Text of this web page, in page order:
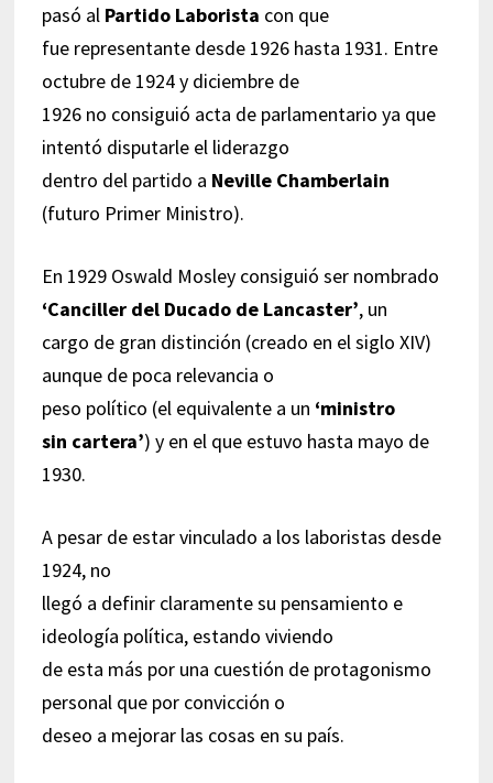
pasó al Partido Laborista con que
fue representante desde 1926 hasta 1931. Entre
octubre de 1924 y diciembre de
1926 no consiguió acta de parlamentario ya que
intentó disputarle el liderazgo
dentro del partido a Neville Chamberlain
(futuro Primer Ministro).
En 1929 Oswald Mosley consiguió ser nombrado
‘Canciller del Ducado de Lancaster’, un
cargo de gran distinción (creado en el siglo XIV)
aunque de poca relevancia o
peso político (el equivalente a un ‘ministro
sin cartera’) y en el que estuvo hasta mayo de
1930.
A pesar de estar vinculado a los laboristas desde
1924, no
llegó a definir claramente su pensamiento e
ideología política, estando viviendo
de esta más por una cuestión de protagonismo
personal que por convicción o
deseo a mejorar las cosas en su país.